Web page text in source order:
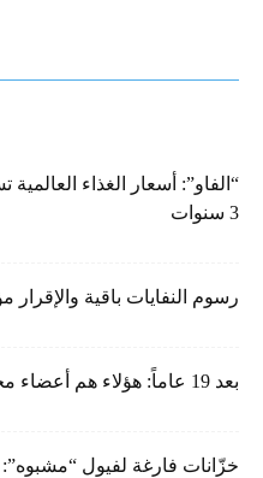
“الفاو”: أسعار الغذاء
3 سنوات
رسوم النفايات باقية
بعد 19 عاماً: هؤلاء هم أعضاء مجلس إدارة الضمان الاجتماعي
خزّانات فارغة لفيول